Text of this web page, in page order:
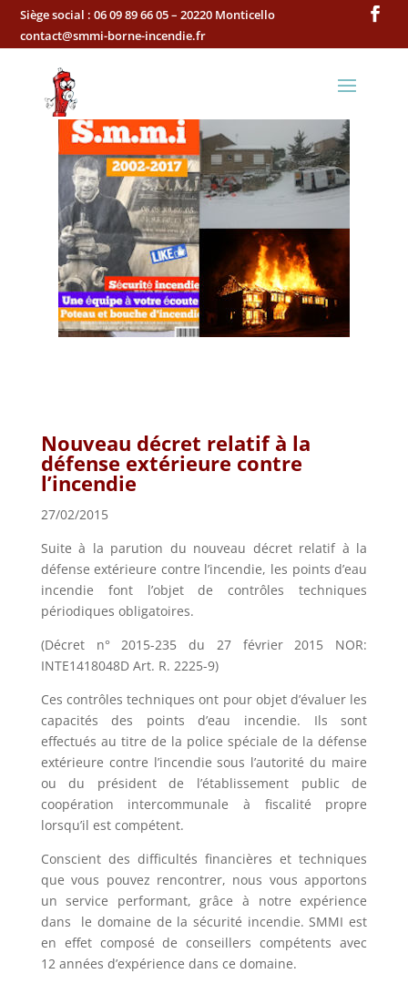
Siège social : 06 09 89 66 05 – 20220 Monticello
contact@smmi-borne-incendie.fr
Nouveau décret relatif à la
défense extérieure contre
l’incendie
27/02/2015
Suite à la parution du nouveau décret relatif à la
défense extérieure contre l’incendie, les points d’eau
incendie font l’objet de contrôles techniques
périodiques obligatoires.
(Décret n° 2015-235 du 27 février 2015 NOR:
INTE1418048D Art. R. 2225-9)
Ces contrôles techniques ont pour objet d’évaluer les
capacités des points d’eau incendie. Ils sont
effectués au titre de la police spéciale de la défense
extérieure contre l’incendie sous l’autorité du maire
ou du président de l’établissement public de
coopération intercommunale à fiscalité propre
lorsqu’il est compétent.
Conscient des difficultés financières et techniques
que vous pouvez rencontrer, nous vous apportons
un service performant, grâce à notre expérience
dans le domaine de la sécurité incendie. SMMI est
en effet composé de conseillers compétents avec
12 années d’expérience dans ce domaine.